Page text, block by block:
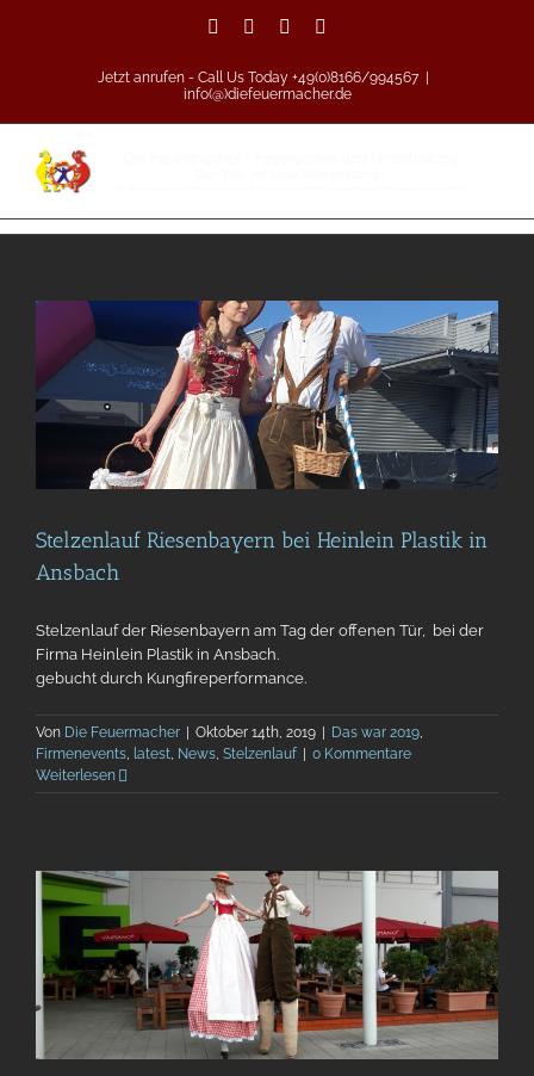
Facebook
Vimeo Pinterest
Jetzt anrufen - Call Us Today +49(0)8166/994567
info(@)diefeuermacher.de
Stelzenlauf Riesenbayern bei Heinlein Plastik in
Ansbach
Stelzenlauf der Riesenbayern am Tag der offenen Tür, bei der
Firma Heinlein Plastik in Ansbach.
gebucht durch Kungfireperformance.
Von Die Feuermacher Oktober 14th, 2019 Das war 2019,
Firmenevents, latest, News, Stelzenlauf
0 Kommentare
Weiterlesen